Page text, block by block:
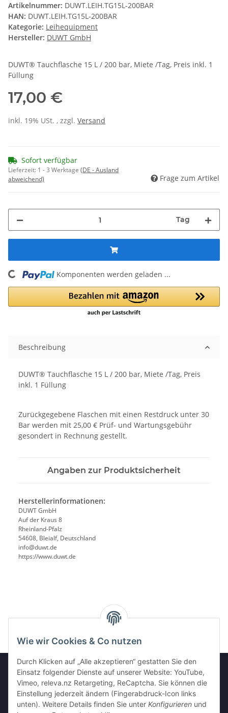
Wie wir Cookies & Co nutzen
Durch Klicken auf „Alle akzeptieren“ gestatten Sie den
Einsatz folgender Dienste auf unserer Website: YouTube,
Vimeo, releva.nz Retargeting, ReCaptcha. Sie können die
Einstellung jederzeit ändern (Fingerabdruck-Icon links
unten). Weitere Details finden Sie unter Konfigurieren und
Artikelnummer: DUWT.LEIH.TG15L-200BAR
HAN: DUWT.LEIH.TG15L-200BAR
Kategorie: Leihequipment
Hersteller: DUWT GmbH
DUWT® Tauchflasche 15 L / 200 bar, Miete /Tag, Preis inkl. 1
Füllung
17,00 €
inkl. 19% USt. , zzgl. Versand
Sofort verfügbar
Lieferzeit: 1 - 3 Werktage (DE - Ausland
abweichend)
Frage zum Artikel
Tag
Loading... Komponenten werden geladen ...
Beschreibung
DUWT® Tauchflasche 15 L / 200 bar, Miete /Tag, Preis
inkl. 1 Füllung
Zurückgegebene Flaschen mit einen Restdruck unter 30
Bar werden mit 25,00 € Prüf- und Wartungsgebühr
gesondert in Rechnung gestellt.
Angaben zur Produktsicherheit
Herstellerinformationen:
DUWT GmbH
Auf der Kraus 8
Rheinland-Pfalz
54608, Bleialf, Deutschland
info@duwt.de
https://www.duwt.de
Informationen